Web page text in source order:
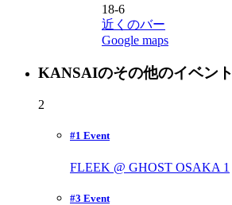
18-6
近くのバー
Google maps
KANSAIのその他のイベント
2
#1 Event
FLEEK @ GHOST OSAKA 1
#3 Event